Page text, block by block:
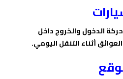
الدخول والخروج داخل
أثناء التنقل اليومي.